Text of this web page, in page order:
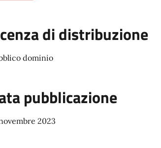
di distribuzione
dominio
pubblicazione
2023